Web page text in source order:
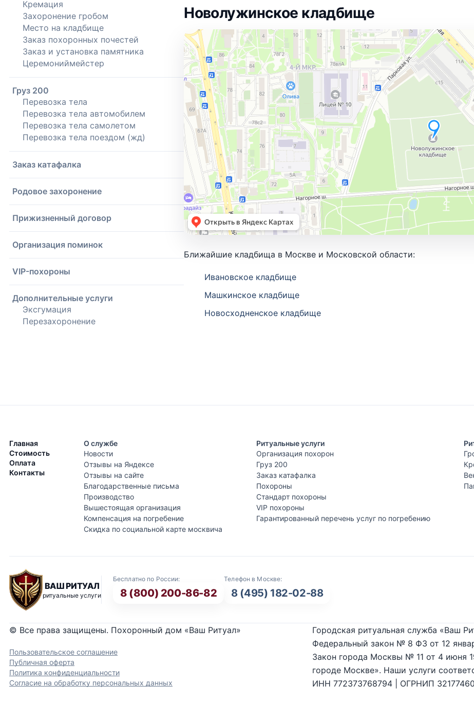
Кремация
Захоронение гробом
Место на кладбище
Заказ похоронных почестей
Заказ и установка памятника
Церемониймейстер
Груз 200
Перевозка тела
Перевозка тела автомобилем
Перевозка тела самолетом
Перевозка тела поездом (жд)
Заказ катафалка
Родовое захоронение
Прижизненный договор
Организация поминок
VIP-похороны
Дополнительные услуги
Эксгумация
Перезахоронение
Новолужинское кладбище
Ближайшие кладбища в Москве и Московской области:
Ивановское кладбище
Машкинское кладбище
Новосходненское кладбище
Главная
Стоимость
Оплата
Контакты
О службе
Новости
Отзывы на Яндексе
Отзывы на сайте
Благодарственные письма
Производство
Вышестоящая организация
Компенсация на погребение
Скидка по социальной карте москвича
Ритуальные услуги
Организация похорон
Груз 200
Заказ катафалка
Похороны
Стандарт похороны
VIP похороны
Гарантированный перечень услуг по погребению
ВАШ РИТУАЛ
ритуальные услуги
Бесплатно по России:
8 (800) 200-86-82
Телефон в Москве:
8 (495) 182-02-88
© Все права защищены. Похоронный дом «Ваш Ритуал»
Пользовательское соглашение
Публичная оферта
Политика конфиденциальности
Согласие на обработку персональных данных
Городская ритуальная служба «Ваш
Федеральный закон № 8 ФЗ от 12
Закон города Москвы № 11 от 4 июня
городе Москве». Наши услуги
ИНН 772373768794 | ОГРНИП